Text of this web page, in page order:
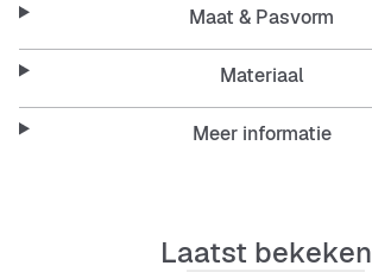
Features:
Stevig materiaal
Maat & Pasvorm
Materiaal
Meer informatie
Laatst bekeken